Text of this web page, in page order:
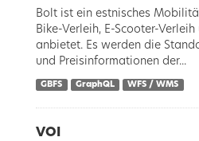
Bolt ist ein estnisches
Bike-Verleih, E-Scooter-
anbietet. Es werden die
und Preisinformationen der...
GBFS GraphQL WFS / WMS
VOI